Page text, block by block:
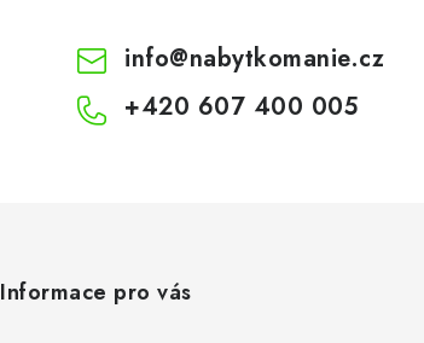
info@nabytkomanie.cz
+420 607 400 005
Informace pro vás